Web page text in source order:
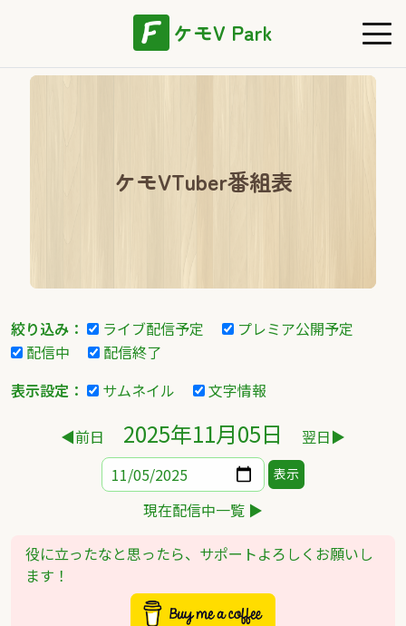
ケモV Park
ケモVTuber番組表
絞り込み： ライブ配信予定
プレミア公開予定
配信中
配信終了
表示設定：
サムネイル 文字情報
◀前日 2025年11月05日 翌日▶
表示
現在配信中一覧 ▶
役に立ったなと思ったら、サポートよろしくお願いし
ます！